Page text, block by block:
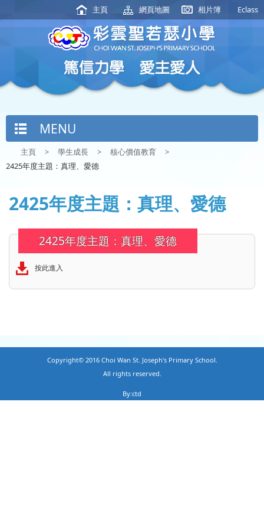
主頁 網頁地圖 相片簿 Eclass
MENU
主頁 > 學生成長 > 核心價值教育
>
2425年度主題：真理、愛德
2425年度主題：真理、愛德
2425年度主題：真理、愛德
按此進入
Copyright© 2016 Choi Wan St. Joseph's Primary School.
All rights reserved.
By:ctd